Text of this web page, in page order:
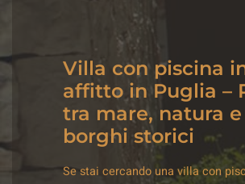
Villa con piscina
affitto in Puglia –
tra mare, natura e
borghi storici
Se stai cercando una villa con